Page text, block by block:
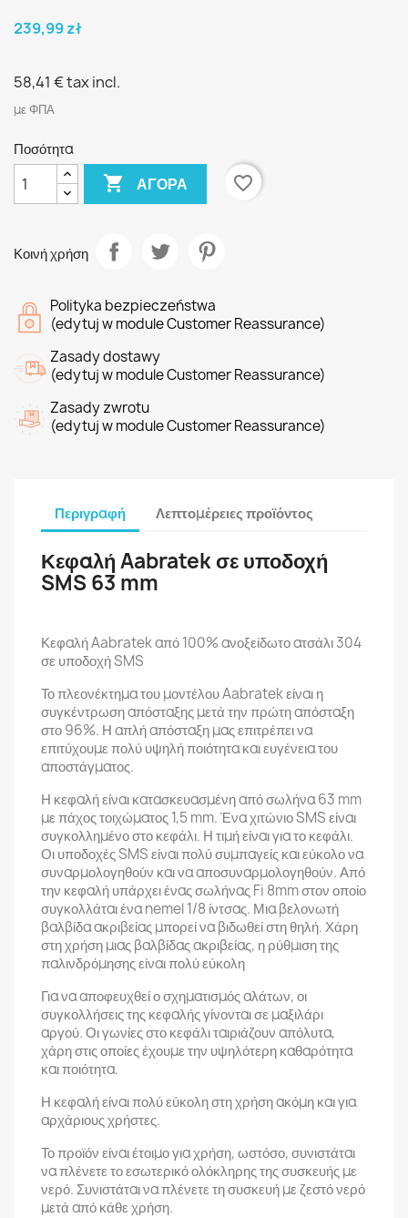
239,99 zł
58,41 €tax incl.
με ΦΠΑ
Ποσότητα
 ΑΓΟΡΆ favorite_border
Κοινή χρήση
Polityka bezpieczeństwa
(edytuj w module Customer Reassurance)
Zasady dostawy
(edytuj w module Customer Reassurance)
Zasady zwrotu
(edytuj w module Customer Reassurance)
Περιγραφή Λεπτομέρειες προϊόντος
Κεφαλή Aabratek σε υποδοχή
SMS 63 mm
Κεφαλή Aabratek από 100% ανοξείδωτο ατσάλι 304
σε υποδοχή SMS
Το πλεονέκτημα του μοντέλου Aabratek είναι η
συγκέντρωση απόσταξης μετά την πρώτη απόσταξη
στο 96%. Η απλή απόσταξη μας επιτρέπει να
επιτύχουμε πολύ υψηλή ποιότητα και ευγένεια του
αποστάγματος.
Η κεφαλή είναι κατασκευασμένη από σωλήνα 63 mm
με πάχος τοιχώματος 1,5 mm. Ένα χιτώνιο SMS είναι
συγκολλημένο στο κεφάλι. Η τιμή είναι για το κεφάλι.
Οι υποδοχές SMS είναι πολύ συμπαγείς και εύκολο να
συναρμολογηθούν και να αποσυναρμολογηθούν. Από
την κεφαλή υπάρχει ένας σωλήνας Fi 8mm στον οποίο
συγκολλάται ένα nemel 1/8 ίντσας. Μια βελονωτή
βαλβίδα ακριβείας μπορεί να βιδωθεί στη θηλή. Χάρη
στη χρήση μιας βαλβίδας ακριβείας, η ρύθμιση της
παλινδρόμησης είναι πολύ εύκολη
Για να αποφευχθεί ο σχηματισμός αλάτων, οι
συγκολλήσεις της κεφαλής γίνονται σε μαξιλάρι
αργού. Οι γωνίες στο κεφάλι ταιριάζουν απόλυτα,
χάρη στις οποίες έχουμε την υψηλότερη καθαρότητα
και ποιότητα.
Η κεφαλή είναι πολύ εύκολη στη χρήση ακόμη και για
αρχάριους χρήστες.
Το προϊόν είναι έτοιμο για χρήση, ωστόσο, συνιστάται
να πλένετε το εσωτερικό ολόκληρης της συσκευής με
νερό. Συνιστάται να πλένετε τη συσκευή με ζεστό νερό
μετά από κάθε χρήση.